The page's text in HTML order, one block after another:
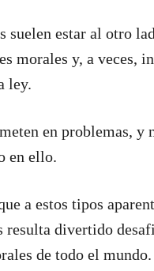
suelen estar al otro
morales y, a veces,
ley.
en problemas, y
en ello.
a estos tipos
resulta divertido
de todo el mundo.